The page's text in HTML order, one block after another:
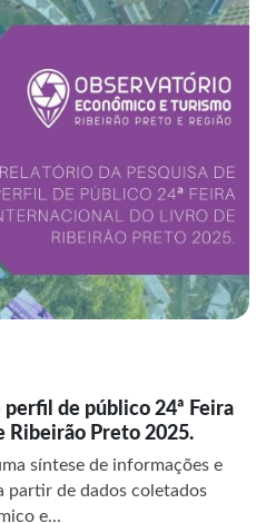
perfil de público 24ª Feira
Ribeirão Preto 2025.
síntese de informações e
partir de dados coletados
e...